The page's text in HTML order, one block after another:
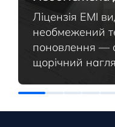
Ліцензія EMI
необмежений
поновлення —
щорічний